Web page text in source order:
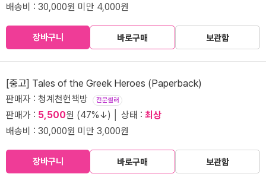
배송비 : 30,000원 미만 4,000원
장바구니 바로구매 보관함
[중고] Tales of the Greek Heroes (Paperback)
판매자 : 청계천헌책방 전문셀러
판매가 : 5,500원 (47%↓) │ 상태 : 최상
배송비 : 30,000원 미만 3,000원
장바구니 바로구매 보관함